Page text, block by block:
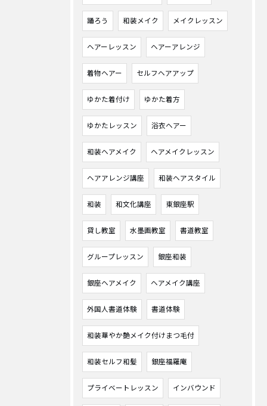
踊ろう 和装メイク メイクレッスン
ヘアーレッスン ヘアーアレンジ
着物ヘアー セルフヘアアップ
ゆかた着付け ゆかた着方
ゆかたレッスン 浴衣ヘアー
和装ヘアメイク ヘアメイクレッスン
ヘアアレンジ講座 和装ヘアスタイル
和装 和文化講座 東銀座駅
貸し教室 水墨画教室 書道教室
グループレッスン 銀座和装
銀座ヘアメイク ヘアメイク講座
外国人書道体験 書道体験
和装華やか艶メイク付けまつ毛付
和装セルフ和髪 銀座福羅庵
プライベートレッスン インバウンド